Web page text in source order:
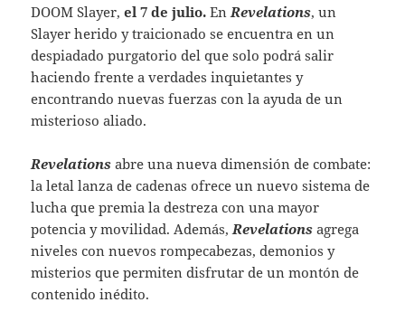
DOOM Slayer,el 7 de julio. En Revelations, un
Slayer herido y traicionado se encuentra en un
despiadado purgatorio del que solo podrá salir
haciendo frente a verdades inquietantes y
encontrando nuevas fuerzas con la ayuda de un
misterioso aliado.
Revelations abre una nueva dimensión de combate:
la letal lanza de cadenas ofrece un nuevo sistema de
lucha que premia la destreza con una mayor
potencia y movilidad. Además, Revelations agrega
niveles con nuevos rompecabezas, demonios y
misterios que permiten disfrutar de un montón de
contenido inédito.